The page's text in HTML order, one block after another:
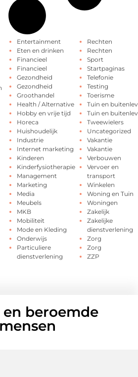
Entertainment
Eten en drinken
Financieel
Financieel
Gezondheid
Gezondheid
Groothandel
Health / Alternative
Hobby en vrije tijd
Horeca
Huishoudelijk
Industrie
Internet marketing
Kinderen
Kinderfysiotherapie
Management
Marketing
Media
Meubels
MKB
Mobiliteit
Mode en Kleding
Onderwijs
Particuliere
dienstverlening
Rechten
Rechten
Sport
Startpaginas
Telefonie
Testing
Toerisme
Tuin en
Tuin en
Tweewielers
Uncategorized
Vakantie
Vakantie
Verbouwen
Vervoer en
transport
Winkelen
Woning en Tuin
Woningen
Zakelijk
Zakelijke
dienstverlening
Zorg
Zorg
ZZP
en beroemde
mensen